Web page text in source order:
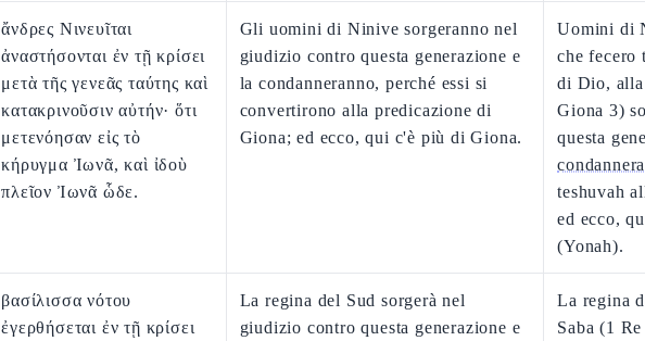
ἄνδρες Νινευῖται
ἀναστήσονται ἐν τῇ κρίσει
μετὰ τῆς γενεᾶς ταύτης καὶ
κατακρινοῦσιν αὐτήν· ὅτι
μετενόησαν εἰς τὸ
κήρυγμα Ἰωνᾶ, καὶ ἰδοὺ
πλεῖον Ἰωνᾶ ὧδε.
Gli uomini di Ninive sorgeranno nel
giudizio contro questa generazione e
la condanneranno, perché essi si
convertirono alla predicazione di
Giona; ed ecco, qui c'è più di Giona.
Uomini di
che fecero
di Dio, alla
Giona 3)
questa
teshuvah
ed ecco,
(Yonah).
βασίλισσα νότου
ἐγερθήσεται ἐν τῇ κρίσει
La regina del Sud sorgerà nel
giudizio contro questa generazione e
La regina
Saba (1